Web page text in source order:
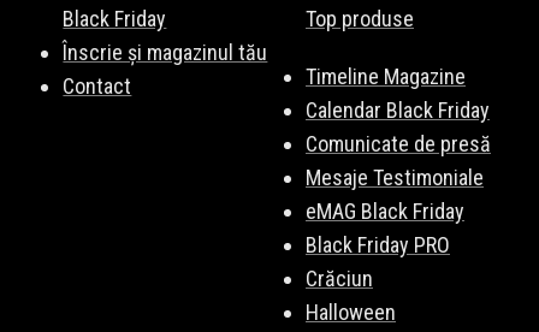
Black Friday
Înscrie și magazinul tău
Contact
Top produse
Timeline Magazine
Calendar Black Friday
Comunicate de presă
Mesaje Testimoniale
eMAG Black Friday
Black Friday PRO
Crăciun
Halloween